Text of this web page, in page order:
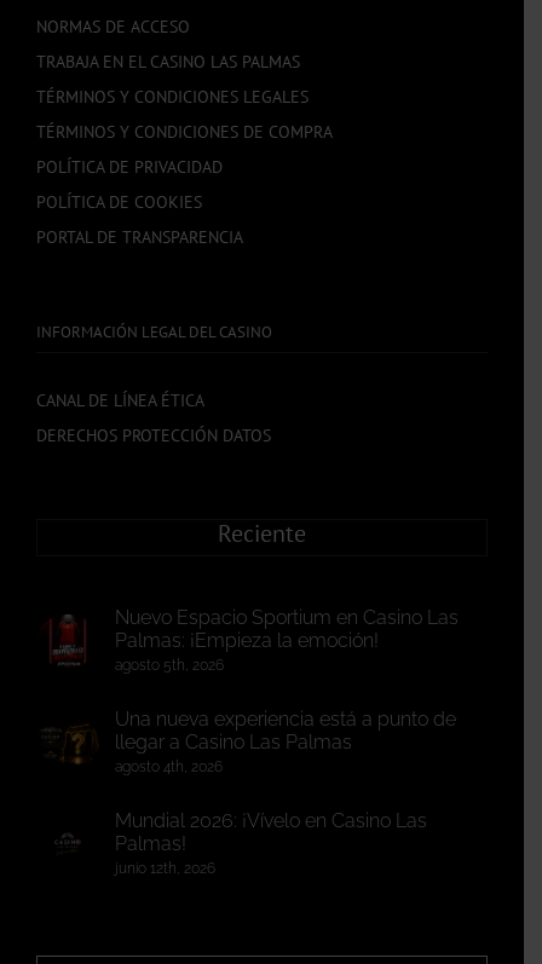
NORMAS DE ACCESO
TRABAJA EN EL CASINO LAS PALMAS
TÉRMINOS Y CONDICIONES LEGALES
TÉRMINOS Y CONDICIONES DE COMPRA
POLÍTICA DE PRIVACIDAD
POLÍTICA DE COOKIES
PORTAL DE TRANSPARENCIA
INFORMACIÓN LEGAL DEL CASINO
CANAL DE LÍNEA ÉTICA
DERECHOS PROTECCIÓN DATOS
Reciente
Nuevo Espacio Sportium en Casino Las
Palmas: ¡Empieza la emoción!
agosto 5th, 2026
Una nueva experiencia está a punto de
llegar a Casino Las Palmas
agosto 4th, 2026
Mundial 2026: ¡Vívelo en Casino Las
Palmas!
junio 12th, 2026